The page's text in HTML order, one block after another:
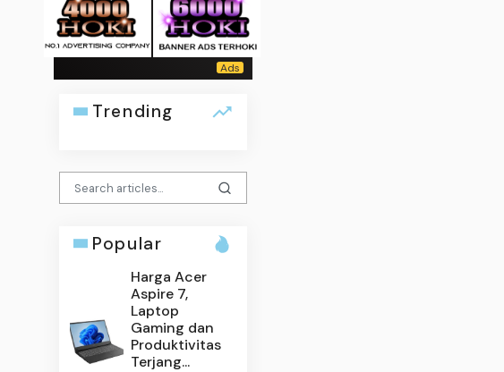
Trending
Popular
Harga Acer
Aspire 7,
Laptop
Gaming dan
Produktivitas
Terjang...